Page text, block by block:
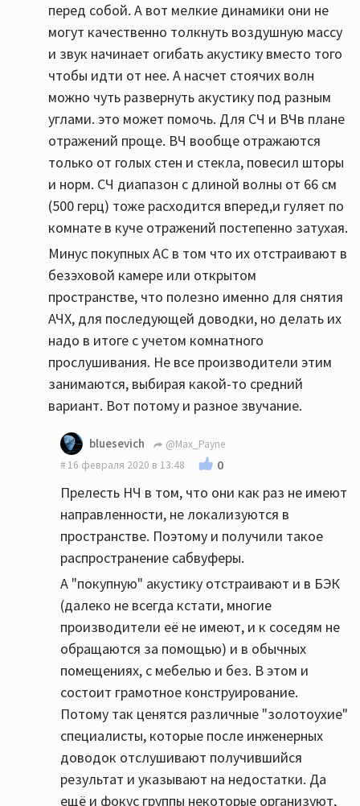
перед собой. А вот мелкие динамики они не
могут качественно толкнуть воздушную массу
и звук начинает огибать акустику вместо того
чтобы идти от нее. А насчет стоячих волн
можно чуть развернуть акустику под разным
углами. это может помочь. Для СЧ и ВЧв плане
отражений проще. ВЧ вообще отражаются
только от голых стен и стекла, повесил шторы
и норм. СЧ диапазон с длиной волны от 66 см
(500 герц) тоже расходится вперед,и гуляет по
комнате в куче отражений постепенно затухая.
Минус покупных АС в том что их отстраивают в
безэховой камере или открытом
пространстве, что полезно именно для снятия
АЧХ, для последующей доводки, но делать их
надо в итоге с учетом комнатного
прослушивания. Не все производители этим
занимаются, выбирая какой-то средний
вариант. Вот потому и разное звучание.
bluesevich
@Max_Payne
16 февраля 2020 в 13:48
0
Прелесть НЧ в том, что они как раз не имеют
направленности, не локализуются в
пространстве. Поэтому и получили такое
распространение сабвуферы.
А "покупную" акустику отстраивают и в БЭК
(далеко не всегда кстати, многие
производители её не имеют, и к соседям не
обращаются за помощью) и в обычных
помещениях, с мебелью и без. В этом и
состоит грамотное конструирование.
Потому так ценятся различные "золотоухие"
специалисты, которые после инженерных
доводок отслушивают получившийся
результат и указывают на недостатки. Да
ещё и фокус группы некоторые организуют,